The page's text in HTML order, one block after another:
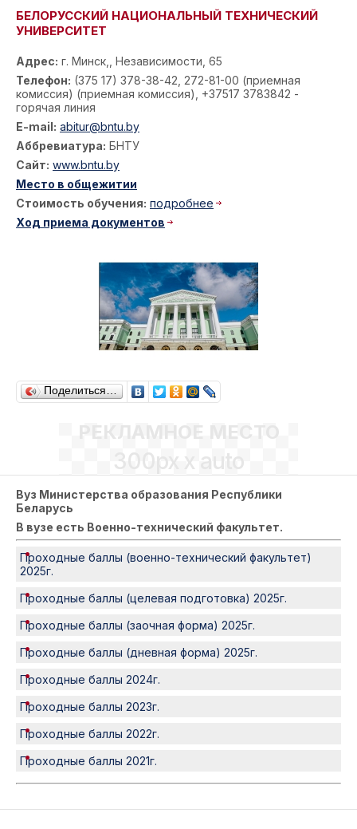
БЕЛОРУССКИЙ НАЦИОНАЛЬНЫЙ ТЕХНИЧЕСКИЙ
УНИВЕРСИТЕТ
Адрес: г. Минск,, Независимости, 65
Телефон: (375 17) 378-38-42, 272-81-00 (приемная
комиссия) (приемная комиссия), +37517 3783842 -
горячая линия
E-mail: abitur@bntu.by
Аббревиатура: БНТУ
Сайт: www.bntu.by
Место в общежитии
Стоимость обучения: подробнее
Ход приема документов
Поделиться…
РЕКЛАМНОЕ МЕСТО
300px x auto
Вуз Министерства образования Республики
Беларусь
В вузе есть Военно-технический факультет.
Проходные баллы (военно-технический факультет)
2025г.
Проходные баллы (целевая подготовка) 2025г.
Проходные баллы (заочная форма) 2025г.
Проходные баллы (дневная форма) 2025г.
Проходные баллы 2024г.
Проходные баллы 2023г.
Проходные баллы 2022г.
Проходные баллы 2021г.